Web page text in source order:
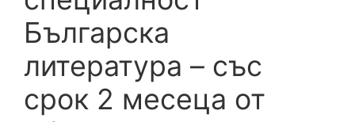
Българска
литература – със
срок 2 месеца от